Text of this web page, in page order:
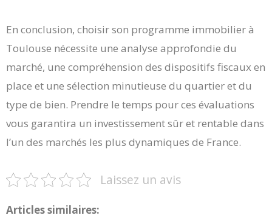
En conclusion, choisir son programme immobilier à
Toulouse nécessite une analyse approfondie du
marché, une compréhension des dispositifs fiscaux en
place et une sélection minutieuse du quartier et du
type de bien. Prendre le temps pour ces évaluations
vous garantira un investissement sûr et rentable dans
l’un des marchés les plus dynamiques de France.
Laissez un avis
Articles similaires: